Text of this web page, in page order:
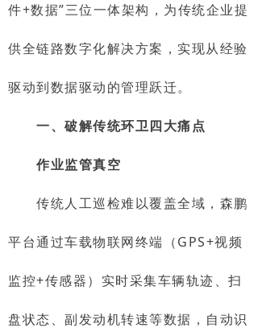
件+数据”三位一体架构，为传统企业提
供全链路数字化解决方案，实现从经验
驱动到数据驱动的管理跃迁。
一、破解传统环卫四大痛点
作业监管真空
传统人工巡检难以覆盖全域，森鹏
平台通过车载物联网终端（GPS+视频
监控+传感器）实时采集车辆轨迹、扫
盘状态、副发动机转速等数据，自动识